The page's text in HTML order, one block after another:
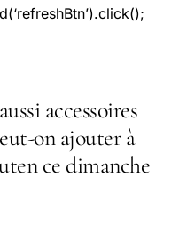
accessoires
on ajouter à
ce dimanche